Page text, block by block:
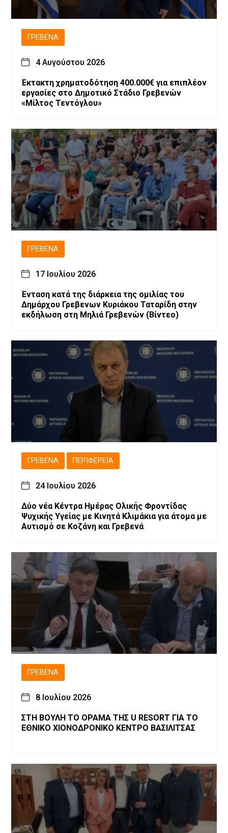
ΓΡΕΒΕΝΆ
4 Αυγούστου 2026
Έκτακτη χρηματοδότηση 400.000€ για επιπλέον
εργασίες στο Δημοτικό Στάδιο Γρεβενών
«Μίλτος Τεντόγλου»
ΓΡΕΒΕΝΆ
17 Ιουλίου 2026
Ένταση κατά της διάρκεια της ομιλίας του
Δημάρχου Γρεβενων Κυριάκου Ταταρίδη στην
εκδήλωση στη Μηλιά Γρεβενών (Βίντεο)
ΓΡΕΒΕΝΆ ΠΕΡΙΦΈΡΕΙΑ
24 Ιουλίου 2026
Δύο νέα Κέντρα Ημέρας Ολικής Φροντίδας
Ψυχικής Υγείας με Κινητά Κλιμάκια για άτομα με
Αυτισμό σε Κοζάνη και Γρεβενά
ΓΡΕΒΕΝΆ
8 Ιουλίου 2026
ΣΤΗ ΒΟΥΛΗ ΤΟ ΟΡΑΜΑ ΤΗΣ U RESORT ΓΙΑ ΤΟ
ΕΘΝΙΚΟ ΧΙΟΝΟΔΡΟΝΙΚΟ ΚΕΝΤΡΟ ΒΑΣΙΛΙΤΣΑΣ